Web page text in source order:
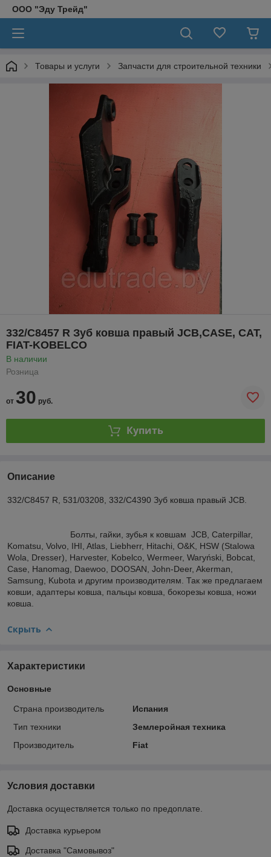
ООО "Эду Трейд"
Товары и услуги Запчасти для строительной техники
332/C8457 R Зуб ковша правый JCB,CASE, САТ,
FIAT-KOBELCO
В наличии
Розница
от 30 руб.
Купить
Описание
332/C8457 R, 531/03208, 332/C4390 Зуб ковша правый JCB.
Болты, гайки, зубья к ковшам JCB, Caterpillar,
Komatsu, Volvo, IHI, Atlas, Liebherr, Hitachi, O&K, HSW (Stalowa
Wola, Dresser), Harvester, Kobelco, Wermeer, Waryński, Bobcat,
Case, Hanomag, Daewoo, DOOSAN, John-Deer, Akerman,
Samsung, Kubota и другим производителям. Так же предлагаем
ковши, адаптеры ковша, пальцы ковша, бокорезы ковша, ножи
ковша.
Скрыть
Характеристики
Основные
Страна производитель
Испания
Тип техники
Землеройная техника
Производитель
Fiat
Условия доставки
Доставка осуществляется только по предоплате.
Доставка курьером
Доставка "Самовывоз"